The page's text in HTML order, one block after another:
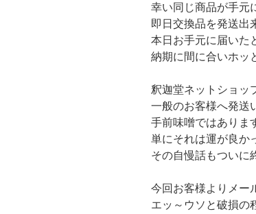
幸い同じ商品が手元
即日交換品を発送出
本日お手元に届いた
納期に間に合いホッ
釈迦堂ネットショッ
一般のお客様へ発送
手前味噌ではありま
単にそれは運が良か
その自慢話もついに
今回お客様よりメー
エッ～ウソと破損の